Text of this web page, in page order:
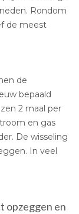
Rondom
de meest
de
bepaald
2 maal per
en gas
De wisseling
In veel
opzeggen en